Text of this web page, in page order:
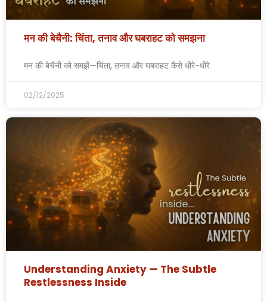
मन की बेचैनी: चिंता, तनाव और घबराहट को समझना
मन की बेचैनी को समझें—चिंता, तनाव और घबराहट कैसे धीरे-धीरे
02/12/2025
Understanding Anxiety — The Subtle
Restlessness Inside